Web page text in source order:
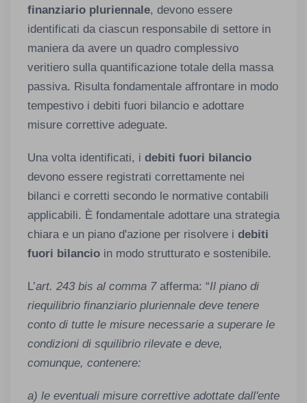
finanziario pluriennale, devono essere
identificati da ciascun responsabile di settore in
maniera da avere un quadro complessivo
veritiero sulla quantificazione totale della massa
passiva. Risulta fondamentale affrontare in modo
tempestivo i debiti fuori bilancio e adottare
misure correttive adeguate.
Una volta identificati, i debiti fuori bilancio
devono essere registrati correttamente nei
bilanci e corretti secondo le normative contabili
applicabili. È fondamentale adottare una strategia
chiara e un piano d'azione per risolvere i debiti
fuori bilancio in modo strutturato e sostenibile.
L’art. 243 bis al comma 7afferma: “Il piano di
riequilibrio finanziario pluriennale deve tenere
conto di tutte le misure necessarie a superare le
condizioni di squilibrio rilevate e deve,
comunque, contenere:
a) le eventuali misure correttive adottate dall'ente